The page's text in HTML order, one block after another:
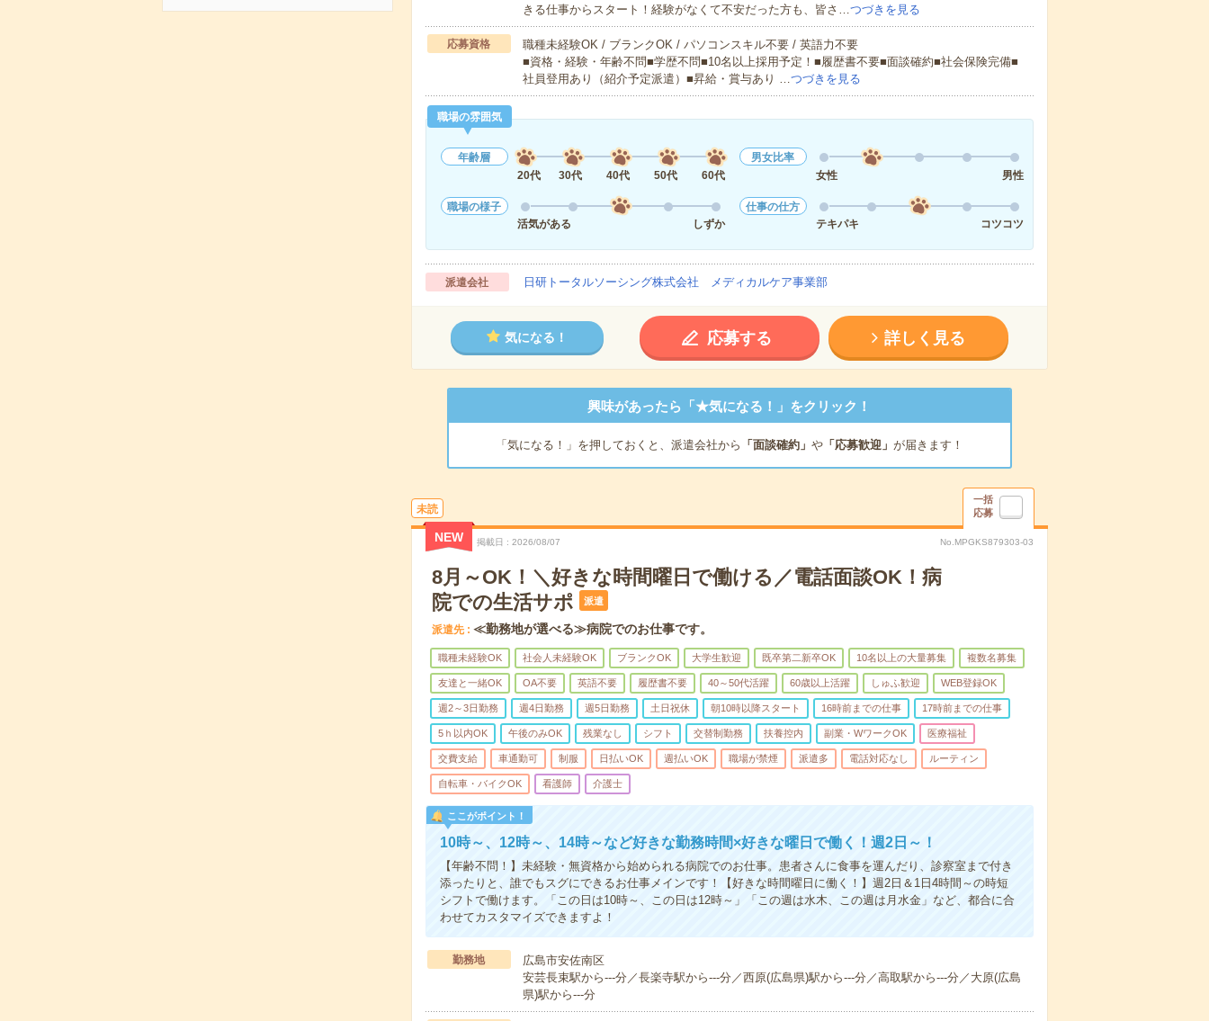
きる仕事からスタート！経験がなくて不安だった方も、皆さ…つづきを見る
応募資格
職種未経験OK / ブランクOK / パソコンスキル不要 / 英語力不要
■資格・経験・年齢不問■学歴不問■10名以上採用予定！■履歴書不要■面談確約■社会保険完備■
社員登用あり（紹介予定派遣）■昇給・賞与あり …つづきを見る
職場の雰囲気
年齢層
20代
30代 40代 50代 60代
男女比率
女性
男性
職場の様子
活気がある
しずか
仕事の仕方
テキパキ
コツコツ
派遣会社 日研トータルソーシング株式会社 メディカルケア事業部
気になる！ 応募する 詳しく見る
興味があったら「★気になる！」をクリック！
「気になる！」を押しておくと、派遣会社から 「面談確約」 や「応募歓迎」 が届きます！
未読
一括
応募
NEW 掲載日 2026/08/07 No.MPGKS879303-03
8月～OK！＼好きな時間曜日で働ける／電話面談OK！病
院での生活サポ
派遣
派遣先 ≪勤務地が選べる≫病院でのお仕事です。
職種未経験OK 社会人未経験OK ブランクOK 大学生歓迎 既卒第二新卒OK 10名以上の大量募集 複数名募集
友達と一緒OK OA不要 英語不要 履歴書不要 40～50代活躍 60歳以上活躍 しゅふ歓迎 WEB登録OK
週2～3日勤務 週4日勤務 週5日勤務 土日祝休 朝10時以降スタート 16時前までの仕事 17時前までの仕事
5ｈ以内OK 午後のみOK 残業なし シフト 交替制勤務 扶養控内 副業・WワークOK 医療福祉
交費支給 車通勤可 制服 日払いOK 週払いOK 職場が禁煙 派遣多 電話対応なし ルーティン
自転車・バイクOK 看護師 介護士
ここがポイント！
10時～、12時～、14時～など好きな勤務時間×好きな曜日で働く！週2日～！
【年齢不問！】未経験・無資格から始められる病院でのお仕事。患者さんに食事を運んだり、診察室まで付き
添ったりと、誰でもスグにできるお仕事メインです！【好きな時間曜日に働く！】週2日＆1日4時間～の時短
シフトで働けます。「この日は10時～、この日は12時～」「この週は水木、この週は月水金」など、都合に合
わせてカスタマイズできますよ！
勤務地
広島市安佐南区
安芸長束駅から---分／長楽寺駅から---分／西原(広島県)駅から---分／高取駅から---分／大原(広島
県)駅から---分